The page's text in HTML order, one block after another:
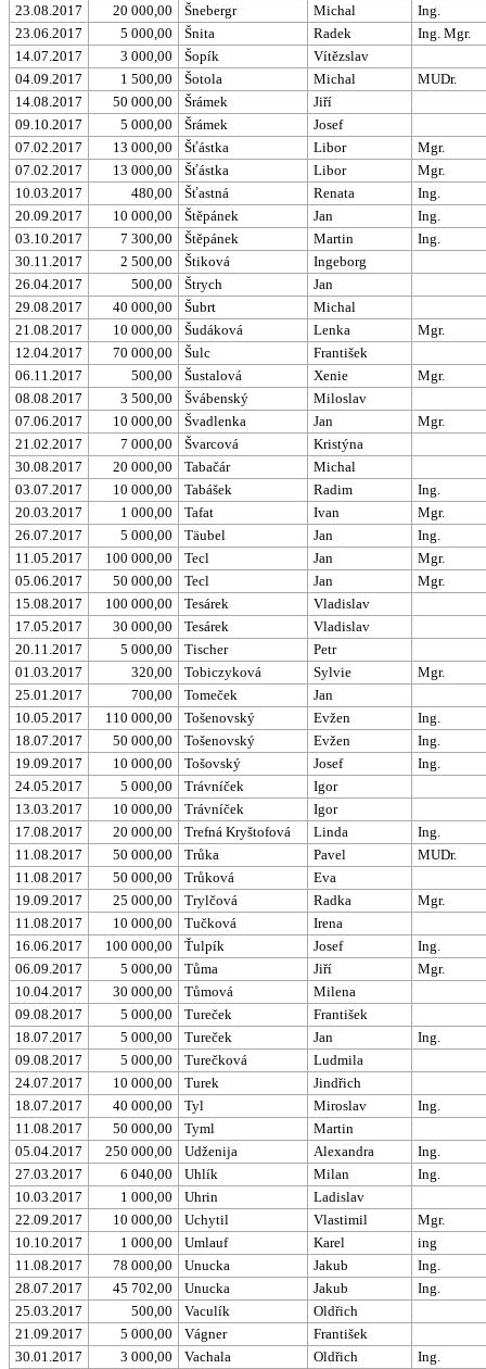
23.08.2017
20 000,00 Šnebergr Michal
Ing.
23.06.2017
5 000,00 Šnita Radek
Ing. Mgr.
14.07.2017
3 000,00 Šopík
Vítězslav
04.09.2017
1 500,00 Šotola Michal
MUDr.
14.08.2017
50 000,00 Šrámek
Jiří
09.10.2017
5 000,00 Šrámek
Josef
07.02.2017
13 000,00 Šťástka Libor
Mgr.
07.02.2017
13 000,00 Šťástka Libor
Mgr.
10.03.2017
480,00 Šťastná Renata
Ing.
20.09.2017
10 000,00 Štěpánek Jan
Ing.
03.10.2017
7 300,00 Štěpánek Martin
Ing.
30.11.2017
2 500,00 Štiková
Ingeborg
26.04.2017
500,00 Štrych
Jan
29.08.2017
40 000,00 Šubrt
Michal
21.08.2017
10 000,00 Šudáková Lenka
Mgr.
12.04.2017
70 000,00 Šulc
František
06.11.2017
500,00 Šustalová Xenie
Mgr.
08.08.2017
3 500,00 Švábenský
Miloslav
07.06.2017
10 000,00 Švadlenka Jan
Mgr.
21.02.2017
7 000,00 Švarcová
Kristýna
30.08.2017
20 000,00 Tabačár
Michal
03.07.2017
10 000,00 Tabášek Radim
Ing.
20.03.2017
1 000,00 Tafat Ivan
Mgr.
26.07.2017
5 000,00 Täubel Jan
Ing.
11.05.2017
100 000,00 Tecl Jan
Mgr.
05.06.2017
50 000,00 Tecl Jan
Mgr.
15.08.2017
100 000,00 Tesárek
Vladislav
17.05.2017
30 000,00 Tesárek
Vladislav
20.11.2017
5 000,00 Tischer
Petr
01.03.2017
320,00 Tobiczyková Sylvie
Mgr.
25.01.2017
700,00 Tomeček
Jan
10.05.2017
110 000,00 Tošenovský Evžen
Ing.
18.07.2017
50 000,00 Tošenovský Evžen
Ing.
19.09.2017
10 000,00 Tošovský Josef
Ing.
24.05.2017
5 000,00 Trávníček
Igor
13.03.2017
10 000,00 Trávníček
Igor
17.08.2017
20 000,00 Trefná Kryštofová Linda
Ing.
11.08.2017
50 000,00 Trůka Pavel
MUDr.
11.08.2017
50 000,00 Trůková
Eva
19.09.2017
25 000,00 Trylčová Radka
Mgr.
11.08.2017
10 000,00 Tučková
Irena
16.06.2017
100 000,00 Ťulpík Josef
Ing.
06.09.2017
5 000,00 Tůma Jiří
Mgr.
10.04.2017
30 000,00 Tůmová
Milena
09.08.2017
5 000,00 Tureček
František
18.07.2017
5 000,00 Tureček Jan
Ing.
09.08.2017
5 000,00 Turečková
Ludmila
24.07.2017
10 000,00 Turek
Jindřich
18.07.2017
40 000,00 Tyl Miroslav
Ing.
11.08.2017
50 000,00 Tyml
Martin
05.04.2017
250 000,00 Udženija Alexandra
Ing.
27.03.2017
6 040,00 Uhlík Milan
Ing.
10.03.2017
1 000,00 Uhrin
Ladislav
22.09.2017
10 000,00 Uchytil Vlastimil
Mgr.
10.10.2017
1 000,00 Umlauf Karel
ing
11.08.2017
78 000,00 Unucka Jakub
Ing.
28.07.2017
45 702,00 Unucka Jakub
Ing.
25.03.2017
500,00 Vaculík
Oldřich
21.09.2017
5 000,00 Vágner
František
30.01.2017
3 000,00 Vachala Oldřich
Ing.